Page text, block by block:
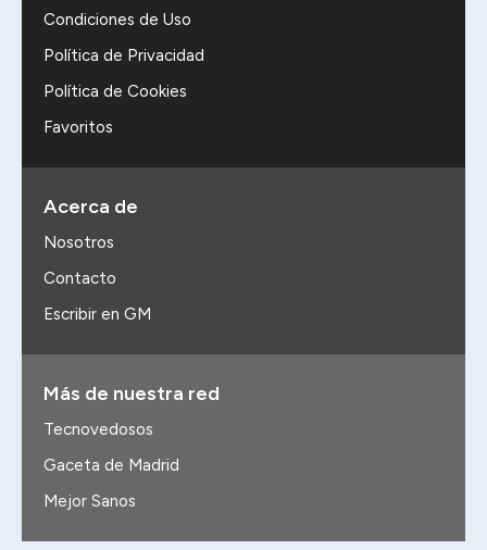
Condiciones de Uso
Política de Privacidad
Política de Cookies
Favoritos
Acerca de
Nosotros
Contacto
Escribir en GM
Más de nuestra red
Tecnovedosos
Gaceta de Madrid
Mejor Sanos